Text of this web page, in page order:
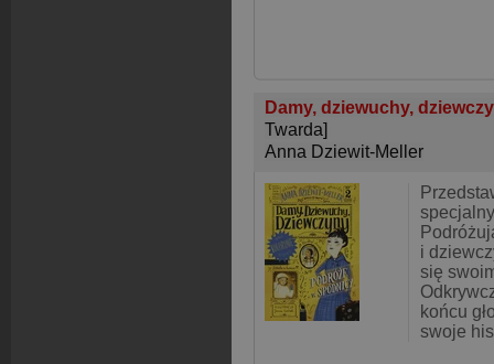
Damy, dziewuchy,
Twarda]
Anna Dziewit-Meller
i
się
końcu
swoje